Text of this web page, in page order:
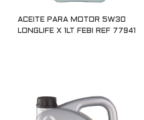
ACEITE PARA MOTOR 5W30
LONGLIFE X 1LT FEBI REF 77941